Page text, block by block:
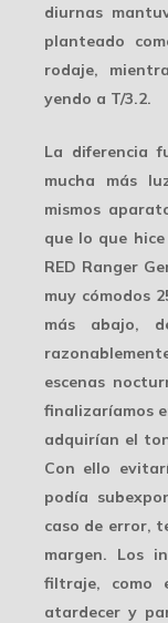
diurnas
planteado
rodaje,
yendo a T/3.2.
La diferencia
mucha más
mismos
que lo que
RED Ranger
muy cómodos
más abajo,
escenas
finalizaríamos
adquirían el
Con ello
podía
caso de error,
margen. Los
filtraje, como
atardecer y